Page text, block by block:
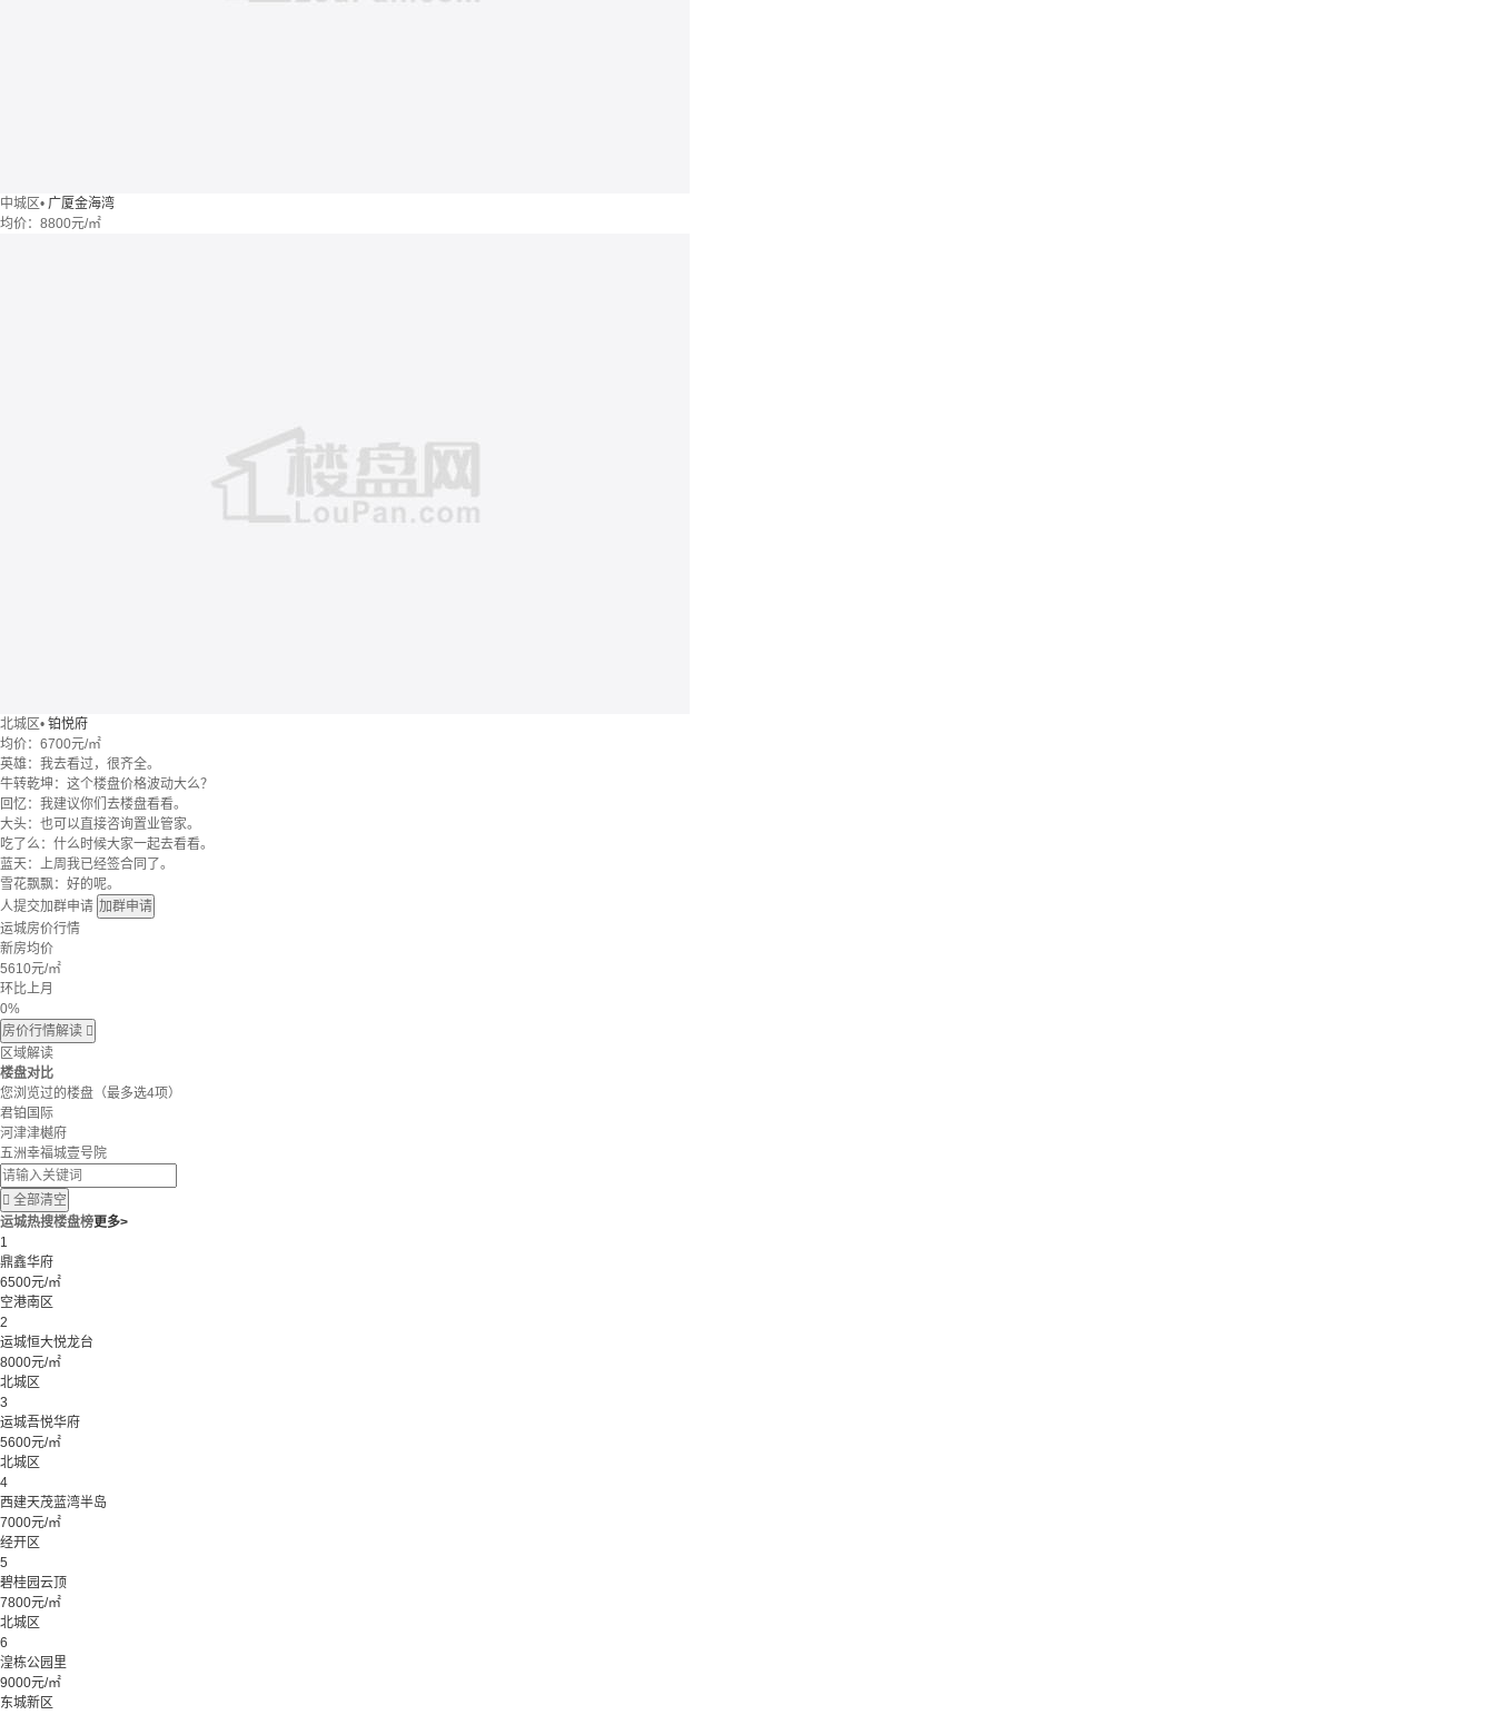
中城区• 广厦金海湾
均价： 8800元/㎡
北城区• 铂悦府
均价： 6700元/㎡
英雄：我去看过，很齐全。
牛转乾坤：这个楼盘价格波动大么？
回忆：我建议你们去楼盘看看。
大头：也可以直接咨询置业管家。
吃了么：什么时候大家一起去看看。
蓝天：上周我已经签合同了。
雪花飘飘：好的呢。
人提交加群申请 加群申请
运城房价行情
新房均价
5610元/㎡
环比上月
0%
房价行情解读 
区域解读
楼盘对比
您浏览过的楼盘 （最多选4项）
君铂国际
河津津樾府
五洲幸福城壹号院
 全部清空
运城热搜楼盘榜更多>
1
鼎鑫华府
6500元/㎡
空港南区
2
运城恒大悦龙台
8000元/㎡
北城区
3
运城吾悦华府
5600元/㎡
北城区
4
西建天茂蓝湾半岛
7000元/㎡
经开区
5
碧桂园云顶
7800元/㎡
北城区
6
湟栋公园里
9000元/㎡
东城新区